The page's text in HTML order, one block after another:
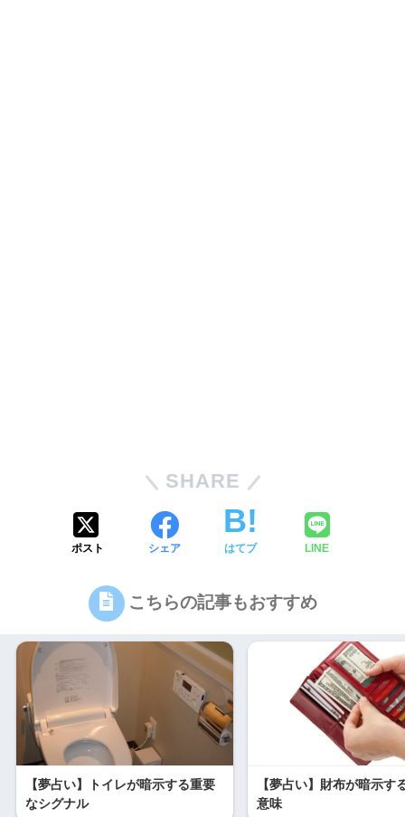
SHARE
ポスト シェア はてブ LINE
こちらの記事もおすすめ
【夢占い】トイレが暗示する重要
なシグナル
【夢占い】財布が暗示す
意味